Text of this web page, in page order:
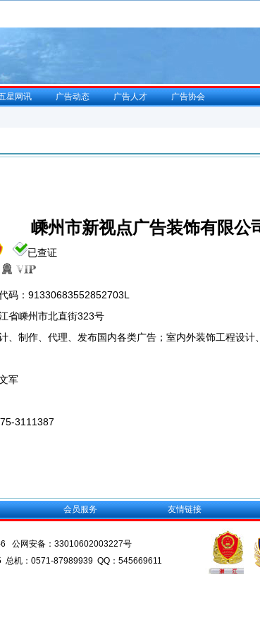
星网讯 广告动态 广告人才 广告协会
嵊州市新视点广告装饰有限公
已查证
码：91330683552852703L
省嵊州市北直街323号
、制作、代理、发布国内各类广告；室内外装饰工程设计
军
3111387
会员服务 友情链接
公网安备： 33010602003227号
总机：0571-87989939 QQ：545669611